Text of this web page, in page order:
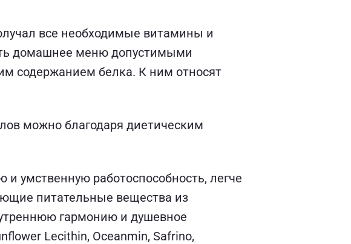
все необходимые витамины и
домашнее меню допустимыми
содержанием белка. К ним относят
можно благодаря диетическим
умственную работоспособность, легче
питательные вещества из
гармонию и душевное
Lecithin, Oceanmin, Safrino,